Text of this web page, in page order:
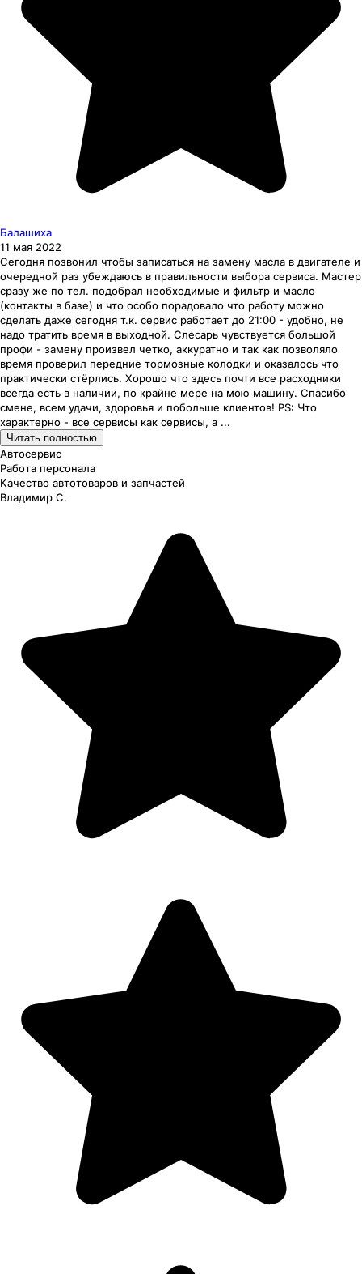
Балашиха
11 мая 2022
Сегодня позвонил чтобы записаться на замену масла в двигателе и
очередной раз убеждаюсь в правильности выбора сервиса. Мастер
сразу же по тел. подобрал необходимые и фильтр и масло
(контакты в базе) и что особо порадовало что работу можно
сделать даже сегодня т.к. сервис работает до 21:00 - удобно, не
надо тратить время в выходной. Слесарь чувствуется большой
профи - замену произвел четко, аккуратно и так как позволяло
время проверил передние тормозные колодки и оказалось что
практически стёрлись. Хорошо что здесь почти все расходники
всегда есть в наличии, по крайне мере на мою машину. Спасибо
смене, всем удачи, здоровья и побольше клиентов! PS: Что
характерно - все сервисы как сервисы, а ...
Читать полностью
Автосервис
Работа персонала
Качество автотоваров и запчастей
Владимир С.